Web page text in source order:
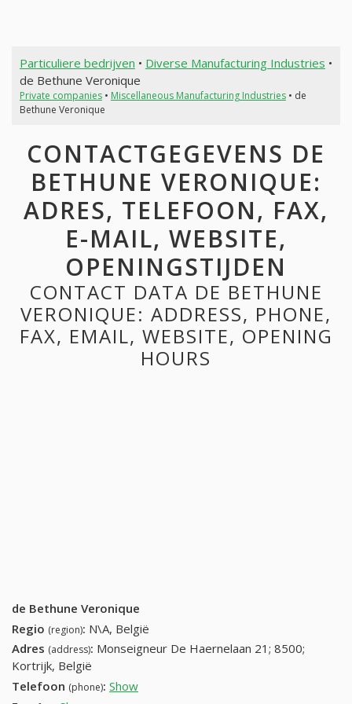
Particuliere bedrijven • Diverse Manufacturing Industries •
de Bethune Veronique
Private companies• Miscellaneous Manufacturing Industries• de
Bethune Veronique
CONTACTGEGEVENS DE
BETHUNE VERONIQUE:
ADRES, TELEFOON, FAX,
E-MAIL, WEBSITE,
OPENINGSTIJDEN
CONTACT DATA DE BETHUNE
VERONIQUE: ADDRESS, PHONE,
FAX, EMAIL, WEBSITE, OPENING
HOURS
de Bethune Veronique
Regio (region): N\A, België
Adres (address): Monseigneur De Haernelaan 21; 8500;
Kortrijk, België
Telefoon (phone): Show